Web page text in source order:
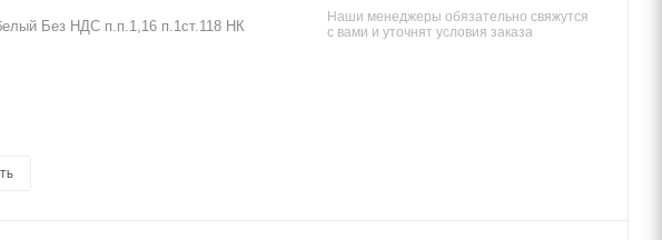
Без НДС п.п.1,16 п.1ст.118 НК
Наши менеджеры обязательно свяжутся
с вами и уточнят условия заказа